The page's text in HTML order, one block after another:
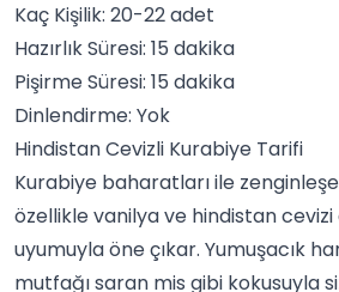
Kaç Kişilik: 20-22 adet
Hazırlık Süresi: 15 dakika
Pişirme Süresi: 15 dakika
Dinlendirme: Yok
Hindistan Cevizli Kurabiye Tarifi
Kurabiye baharatlarıile
özellikle vanilya ve hindistan cevizi
uyumuyla öne çıkar. Yumuşacık
mutfağı saran mis gibi kokusuyla